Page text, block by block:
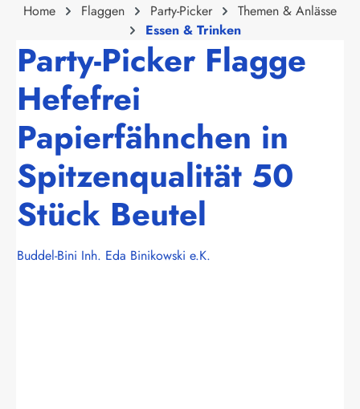
Home Flaggen Party-Picker
Themen & Anlässe
Essen & Trinken
Party-Picker Flagge
Hefefrei
Papierfähnchen in
Spitzenqualität 50
Stück Beutel
Buddel-Bini Inh. Eda Binikowski e.K.